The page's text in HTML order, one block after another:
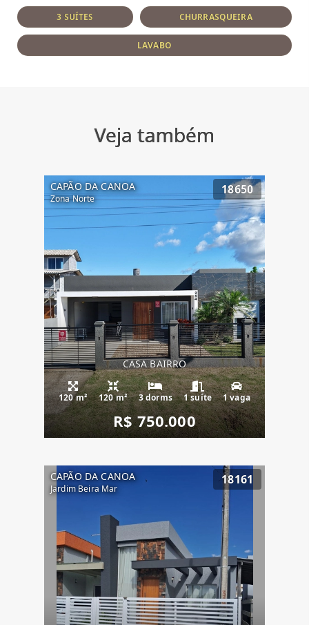
3 SUÍTES CHURRASQUEIRA
LAVABO
Veja também
CAPÃO DA CANOA
Zona Norte
18650
CASA BAIRRO
120 m² 120 m² 3 dorms 1 suíte 1 vaga
R$ 750.000
CAPÃO DA CANOA
Jardim Beira Mar
18161